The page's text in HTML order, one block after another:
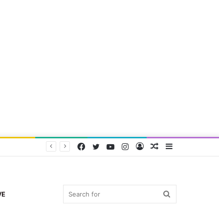
Random
Log
Instagram
YouTube
Twitter
Facebook